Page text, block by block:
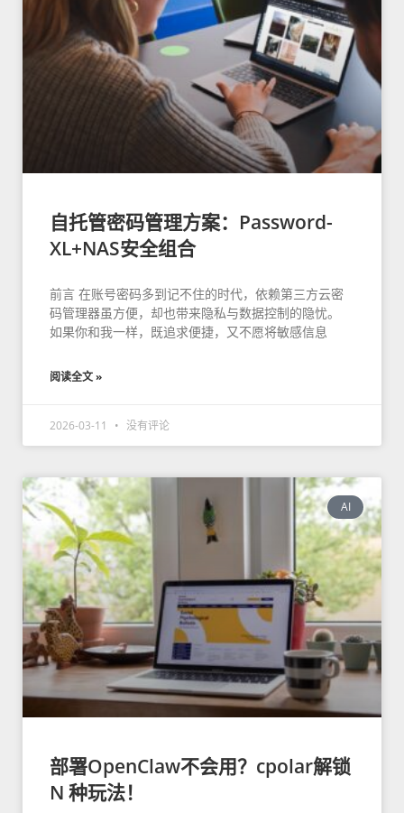
自托管密码管理方案：Password-
XL+NAS安全组合
前言 在账号密码多到记不住的时代，依赖第三方云密
码管理器虽方便，却也带来隐私与数据控制的隐忧。
如果你和我一样，既追求便捷，又不愿将敏感信息
阅读全文 »
2026-03-11 没有评论
AI
部署OpenClaw不会用？cpolar解锁
N 种玩法！